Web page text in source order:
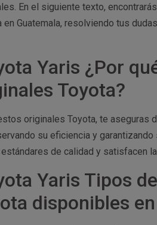
En el siguiente texto,
Guatemala, resolviendo tus
Yaris ¿Por
Toyota?
originales Toyota, te aseguras
su eficiencia y
de calidad y satisfacen
Yaris Tipos
disponibles